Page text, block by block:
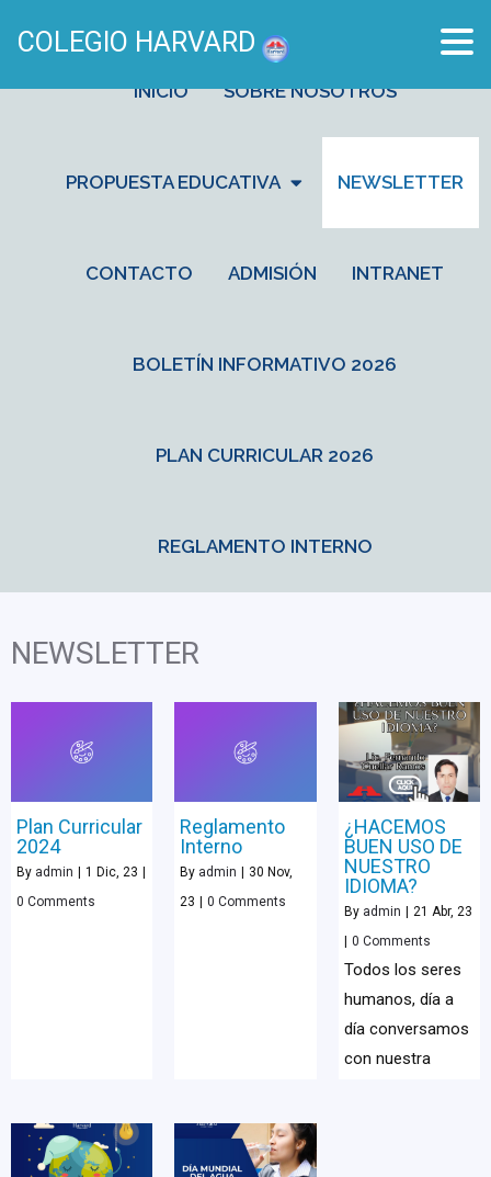
INICIO SOBRE NOSOTROS
PROPUESTA EDUCATIVA NEWSLETTER
CONTACTO ADMISIÓN INTRANET
BOLETÍN INFORMATIVO 2026
PLAN CURRICULAR 2026
REGLAMENTO INTERNO
NEWSLETTER
Plan Curricular
2024
By admin | 1 Dic, 23 |
0 Comments
Reglamento
Interno
By admin | 30 Nov,
23 | 0 Comments
¿HACEMOS
BUEN USO DE
NUESTRO
IDIOMA?
By admin | 21 Abr, 23
| 0 Comments
Todos los seres
humanos, día a
día conversamos
con nuestra
COLEGIO HARVARD